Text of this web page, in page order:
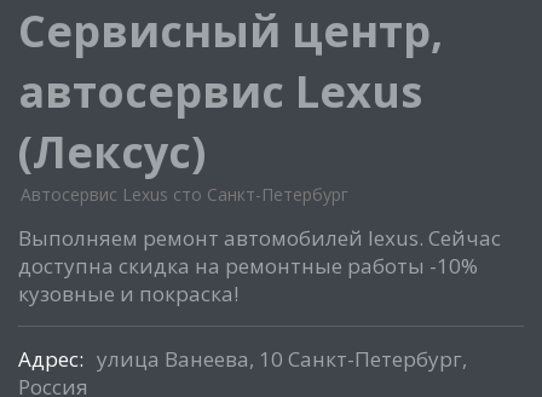
Сервисный центр,
автосервис Lexus
(Лексус)
Автосервис Lexus сто Санкт-Петербург
Выполняем ремонт автомобилей lexus. Сейчас
доступна скидка на ремонтные работы -10%
кузовные и покраска!
Адрес: улица Ванеева, 10 Санкт-Петербург,
Россия